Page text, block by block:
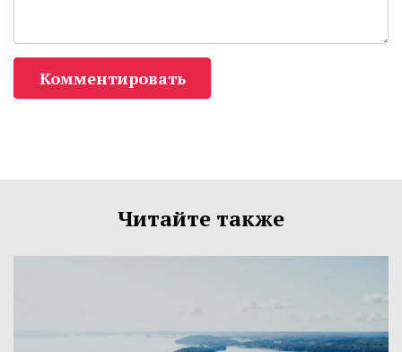
Комментировать
Читайте также